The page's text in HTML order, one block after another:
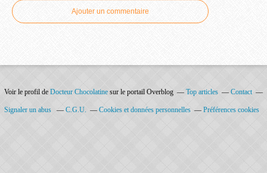
Ajouter un commentaire
Voir le profil de Docteur Chocolatine sur le portail Overblog Top articles Contact
Signaler un abus C.G.U. Cookies et données personnelles Préférences cookies